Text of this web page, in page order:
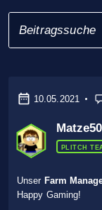
10.05.2021
PLITCH
Unser Farm
Happy Gaming!